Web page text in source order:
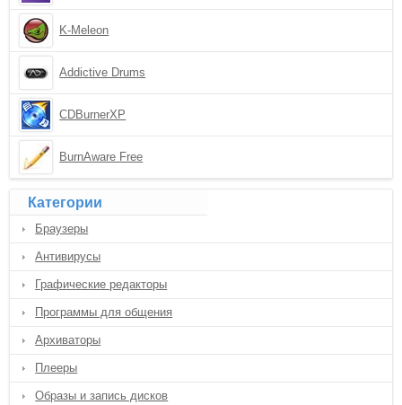
K-Meleon
Addictive Drums
CDBurnerXP
BurnAware Free
Категории
Браузеры
Антивирусы
Графические редакторы
Программы для общения
Архиваторы
Плееры
Образы и запись дисков